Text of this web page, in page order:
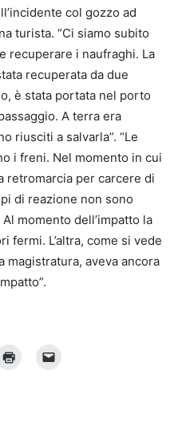
col gozzo ad
turista. “Ci siamo subito
recuperare i naufraghi. La
recuperata da due
è stata portata nel porto
A terra era
riusciti a salvarla”. “Le
i freni. Nel momento in cui
retromarcia per carcere di
di reazione non sono
momento dell’impatto la
fermi. L’altra, come si vede
magistratura, aveva ancora